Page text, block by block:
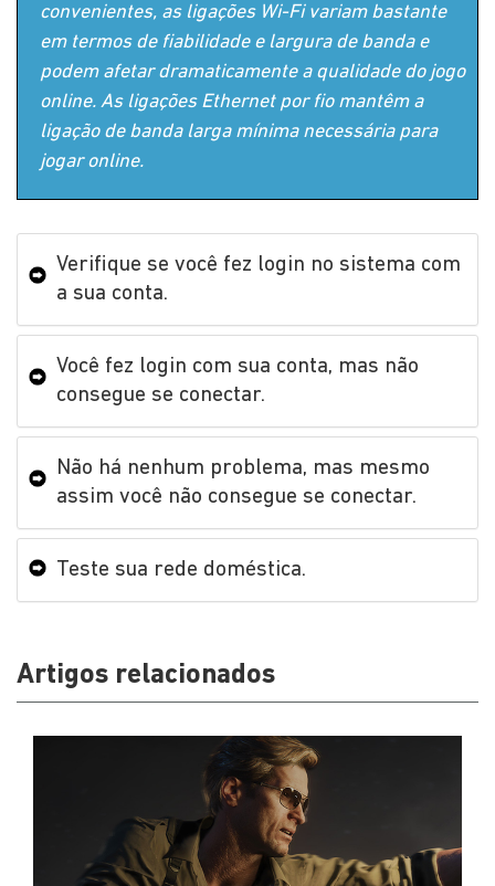
convenientes, as ligações Wi-Fi variam bastante
em termos de fiabilidade e largura de banda e
podem afetar dramaticamente a qualidade do jogo
online. As ligações Ethernet por fio mantêm a
ligação de banda larga mínima necessária para
jogar online.
Verifique se você fez login no sistema com
a sua conta.
Você fez login com sua conta, mas não
consegue se conectar.
Não há nenhum problema, mas mesmo
assim você não consegue se conectar.
Teste sua rede doméstica.
Artigos relacionados